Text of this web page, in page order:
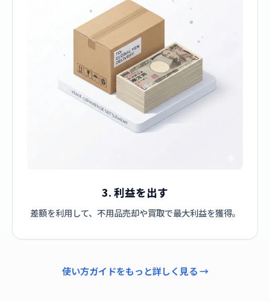
3. 利益を出す
差額を利用して、不用品売却や買取で最大利益を獲得。
使い方ガイドをもっと詳しく見る →